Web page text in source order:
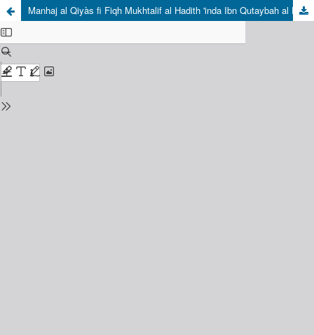
Manhaj al Qiyàs fi Fiqh Mukhtalif al Hadith 'inda Ibn Qutaybah al Daynūri